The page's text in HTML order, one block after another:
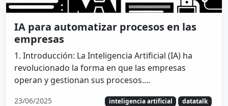
IA para automatizar procesos en las
empresas
1. Introducción: La Inteligencia Artificial (IA) ha
revolucionado la forma en que las empresas
operan y gestionan sus procesos....
23/06/2025 inteligencia artificial datatalk